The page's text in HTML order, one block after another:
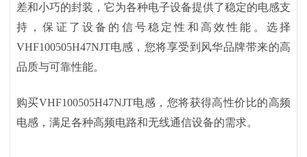
差和小巧的封装，它为各种电子设备提供了稳定的电感支
持，保证了设备的信号稳定性和高效性能。选择
VHF100505H47NJT电感，您将享受到风华品牌带来的高
品质与可靠性能。
购买VHF100505H47NJT电感，您将获得高性价比的高频
电感，满足各种高频电路和无线通信设备的需求。